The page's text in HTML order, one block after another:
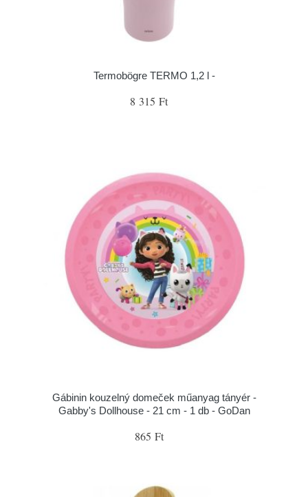
Termobögre TERMO 1,2 l -
8 315 Ft
Gábinin kouzelný domeček műanyag tányér -
Gabby's Dollhouse - 21 cm - 1 db - GoDan
865 Ft